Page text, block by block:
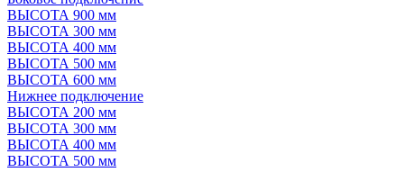
ВЫСОТА 900 мм
ВЫСОТА 300 мм
ВЫСОТА 400 мм
ВЫСОТА 500 мм
ВЫСОТА 600 мм
Нижнее подключение
ВЫСОТА 200 мм
ВЫСОТА 300 мм
ВЫСОТА 400 мм
ВЫСОТА 500 мм